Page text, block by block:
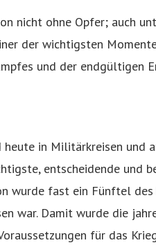
nicht ohne Opfer; auch
der wichtigsten
und der endgültigen
heute in Militärkreisen und
entscheidende und
wurde fast ein Fünftel
war. Damit wurde die
für das